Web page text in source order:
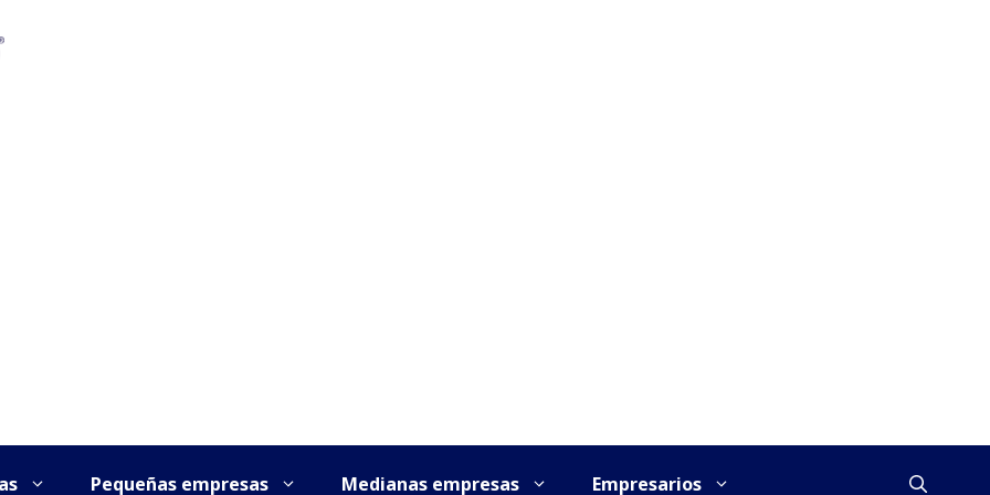
Pequeñas empresas Medianas empresas Empresarios